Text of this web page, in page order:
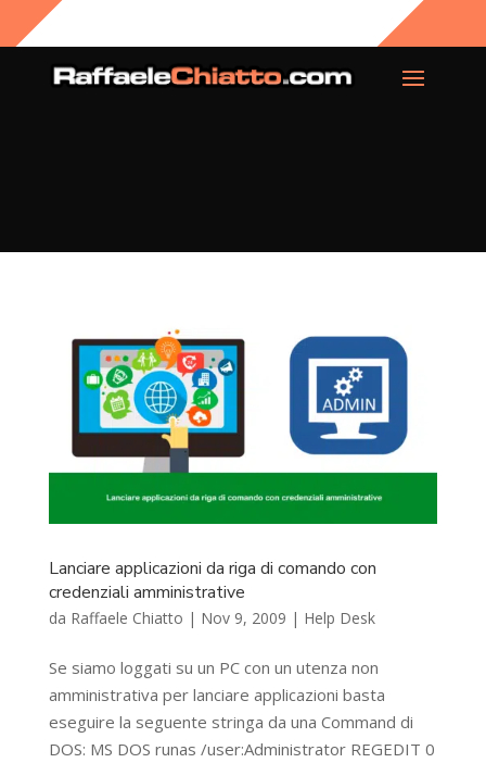
Lanciare applicazioni da riga di comando con
credenziali amministrative
da Raffaele Chiatto | Nov 9, 2009 | Help Desk
Se siamo loggati su un PC con un utenza non
amministrativa per lanciare applicazioni basta
eseguire la seguente stringa da una Command di
DOS: MS DOS runas /user:Administrator REGEDIT 0